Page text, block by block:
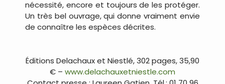
nécessité, encore et toujours de les protéger.
Un très bel ouvrage, qui donne vraiment envie
de connaître les espèces décrites.
Éditions Delachaux et Niestlé, 302 pages, 35,90
€ – www.delachauxetniestle.com